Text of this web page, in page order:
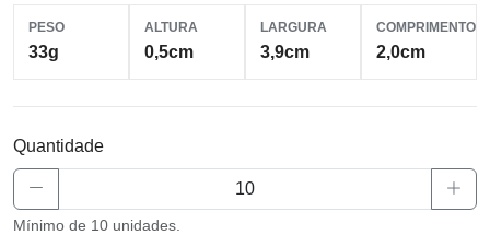
PESO
33g
ALTURA
0,5cm
LARGURA
3,9cm
COMPRIMENTO
2,0cm
Quantidade
Mínimo de 10 unidades.